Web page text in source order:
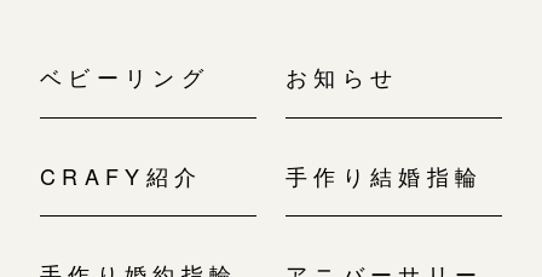
ベビーリング お知らせ
CRAFY紹介 手作り結婚指輪